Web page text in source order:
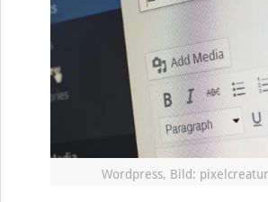
Wordpress, Bild: